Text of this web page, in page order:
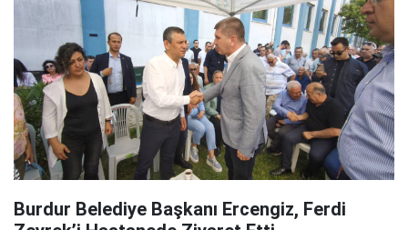
Burdur Belediye Başkanı Ercengiz, Ferdi